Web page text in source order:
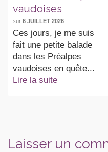
vaudoises
sur 6 JUILLET 2026
Ces jours, je me suis
fait une petite balade
dans les Préalpes
vaudoises en quête...
Lire la suite
Laisser un